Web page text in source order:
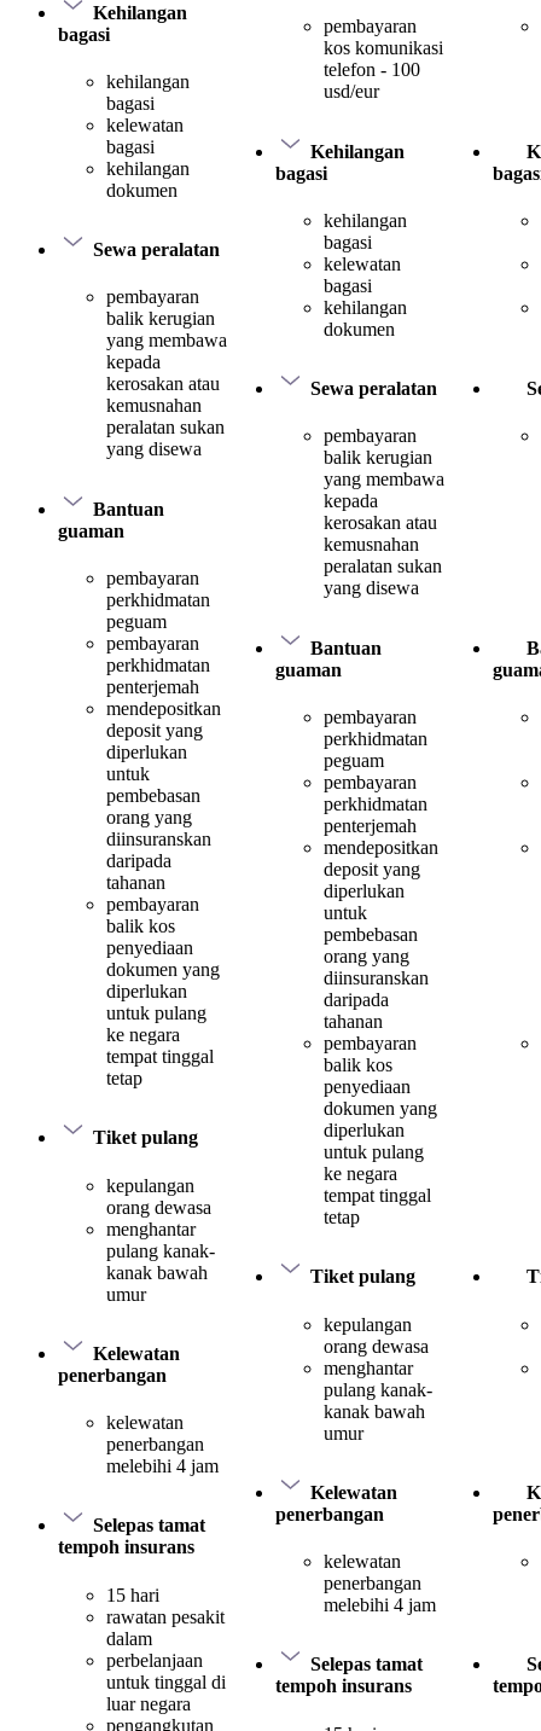
Kehilangan
bagasi
kehilangan
bagasi
kelewatan
bagasi
kehilangan
dokumen
Sewa peralatan
pembayaran
balik kerugian
yang membawa
kepada
kerosakan atau
kemusnahan
peralatan sukan
yang disewa
Bantuan
guaman
pembayaran
perkhidmatan
peguam
pembayaran
perkhidmatan
penterjemah
mendepositkan
deposit yang
diperlukan
untuk
pembebasan
orang yang
diinsuranskan
daripada
tahanan
pembayaran
balik kos
penyediaan
dokumen yang
diperlukan
untuk pulang
ke negara
tempat tinggal
tetap
Tiket pulang
kepulangan
orang dewasa
menghantar
pulang kanak-
kanak bawah
umur
Kelewatan
penerbangan
kelewatan
penerbangan
melebihi 4 jam
Selepas tamat
tempoh insurans
15 hari
rawatan pesakit
dalam
perbelanjaan
untuk tinggal di
luar negara
pengangkutan
pembayaran
kos komunikasi
telefon - 100
usd/eur
Kehilangan
bagasi
kehilangan
bagasi
kelewatan
bagasi
kehilangan
dokumen
Sewa peralatan
pembayaran
balik kerugian
yang membawa
kepada
kerosakan atau
kemusnahan
peralatan sukan
yang disewa
Bantuan
guaman
pembayaran
perkhidmatan
peguam
pembayaran
perkhidmatan
penterjemah
mendepositkan
deposit yang
diperlukan
untuk
pembebasan
orang yang
diinsuranskan
daripada
tahanan
pembayaran
balik kos
penyediaan
dokumen yang
diperlukan
untuk pulang
ke negara
tempat tinggal
tetap
Tiket pulang
kepulangan
orang dewasa
menghantar
pulang kanak-
kanak bawah
umur
Kelewatan
penerbangan
kelewatan
penerbangan
melebihi 4 jam
Selepas tamat
tempoh insurans